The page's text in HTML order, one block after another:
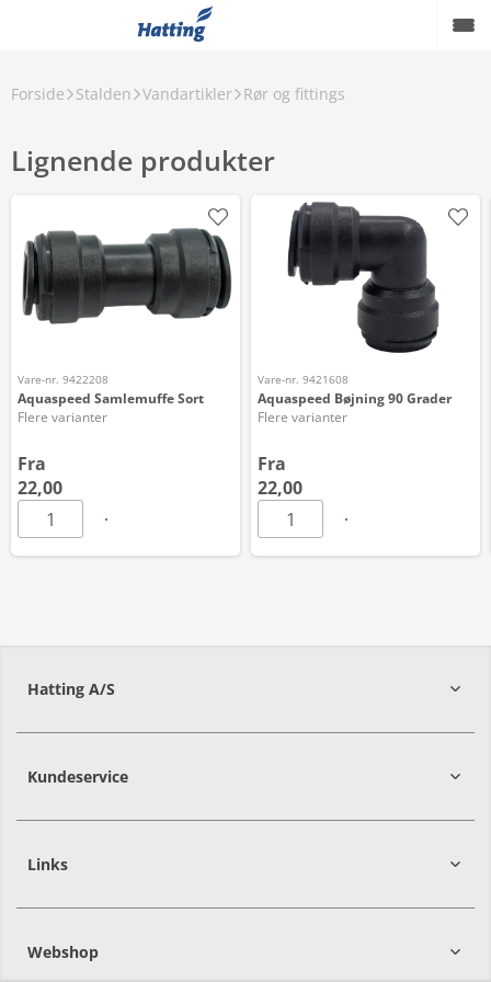
Forside Stalden Vandartikler Rør og fittings
Lignende produkter
Vare-nr. 9422208
Aquaspeed Samlemuffe Sort
Flere varianter
Fra
22,00
Vare-nr. 9421608
Aquaspeed Bøjning 90 Grader
Flere varianter
Fra
22,00
Hatting A/S
8700Horsens
Kundeservice
Links
Webshop